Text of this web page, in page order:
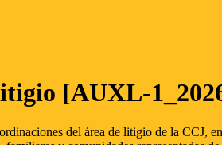
[AUXL-
del área de litigio de la CCJ,